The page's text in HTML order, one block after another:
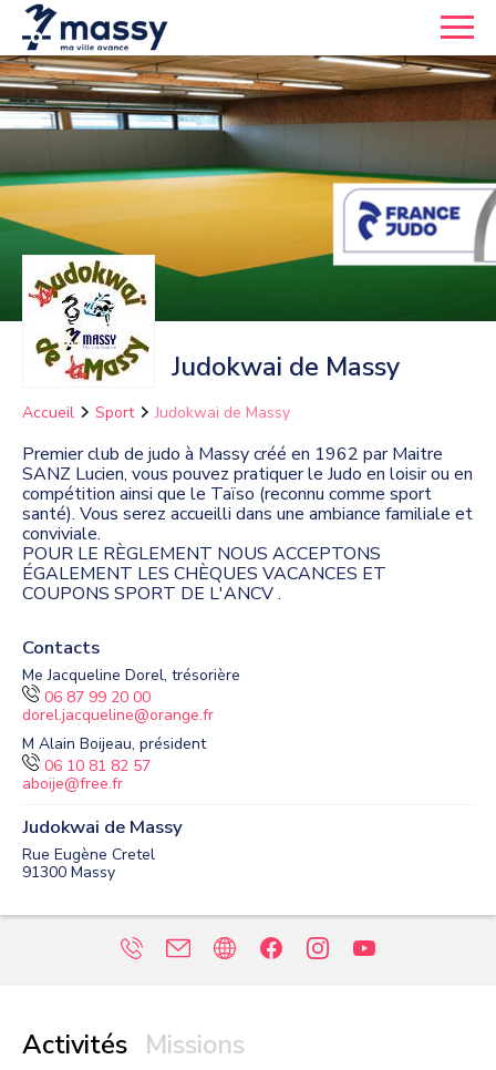
Judokwai de Massy
Accueil Sport Judokwai de Massy
Premier club de judo à Massy créé en 1962 par Maitre
SANZ Lucien, vous pouvez pratiquer le Judo en loisir ou en
compétition ainsi que le Taïso (reconnu comme sport
santé). Vous serez accueilli dans une ambiance familiale et
conviviale.
POUR LE RÈGLEMENT NOUS ACCEPTONS
ÉGALEMENT LES CHÈQUES VACANCES ET
COUPONS SPORT DE L'ANCV .
Contacts
Me Jacqueline Dorel, trésorière
06 87 99 20 00
dorel.jacqueline@orange.fr
M Alain Boijeau, président
06 10 81 82 57
aboije@free.fr
Judokwai de Massy
Rue Eugène Cretel
91300 Massy
Activités Missions